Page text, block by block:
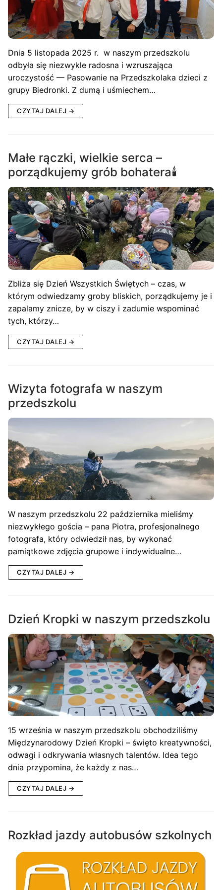
Dnia 5 listopada 2025 r. w naszym przedszkolu
odbyła się niezwykle radosna i wzruszająca
uroczystość — Pasowanie na Przedszkolaka dzieci z
grupy Biedronki. Z dumą i uśmiechem…
CZYTAJ DALEJ →
Małe rączki, wielkie serca –
porządkujemy grób bohatera🕯️
Zbliża się Dzień Wszystkich Świętych – czas, w
którym odwiedzamy groby bliskich, porządkujemy je i
zapalamy znicze, by w ciszy i zadumie wspominać
tych, którzy…
CZYTAJ DALEJ →
Wizyta fotografa w naszym
przedszkolu
W naszym przedszkolu 22 października mieliśmy
niezwykłego gościa – pana Piotra, profesjonalnego
fotografa, który odwiedził nas, by wykonać
pamiątkowe zdjęcia grupowe i indywidualne…
CZYTAJ DALEJ →
Dzień Kropki w naszym przedszkolu
15 września w naszym przedszkolu obchodziliśmy
Międzynarodowy Dzień Kropki – święto kreatywności,
odwagi i odkrywania własnych talentów. Idea tego
dnia przypomina, że każdy z nas…
CZYTAJ DALEJ →
Rozkład jazdy autobusów szkolnych